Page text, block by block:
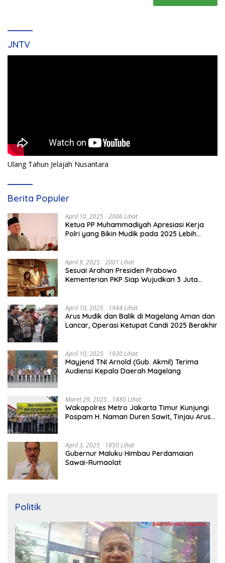
JNTV
Ulang Tahun Jelajah Nusantara
Berita Populer
April 10, 2025 2006 Lihat
Ketua PP Muhammadiyah Apresiasi Kerja
Polri yang Bikin Mudik pada 2025 Lebih
April 9, 2025 2001 Lihat
Sesuai Arahan Presiden Prabowo
Kementerian PKP Siap Wujudkan 3 Juta
April 10, 2025 1944 Lihat
Arus Mudik dan Balik di Magelang Aman dan
Lancar, Operasi Ketupat Candi 2025 Berakhir
April 10, 2025 1930 Lihat
Mayjend TNI Arnold (Gub. Akmil) Terima
Audiensi Kepala Daerah Magelang
Maret 29, 2025 1880 Lihat
Wakapolres Metro Jakarta Timur Kunjungi
Pospam H. Naman Duren Sawit, Tinjau Arus
April 3, 2025 1850 Lihat
Gubernur Maluku Himbau Perdamaian
Sawai-Rumaolat
Politik